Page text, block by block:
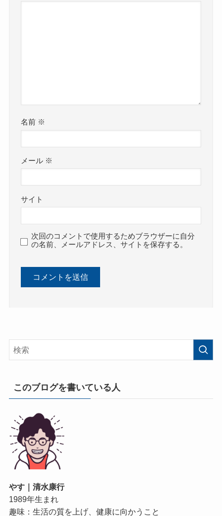
名前 ※
メール ※
サイト
次回のコメントで使用するためブラウザーに自分
の名前、メールアドレス、サイトを保存する。
このブログを書いている人
やす｜清水康行
1989年生まれ
趣味：生活の質を上げ、健康に向かうこと